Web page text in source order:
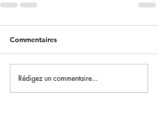
Commentaires
Rédigez un commentaire...